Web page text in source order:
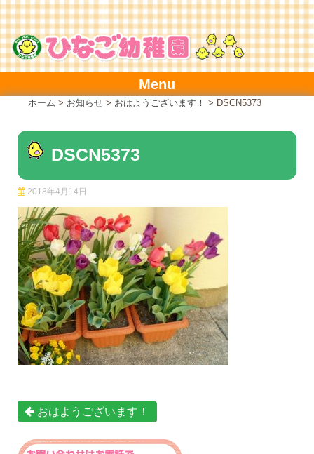
Skip
to
content
Menu
ホーム > お知らせ > おはようございます！ > DSCN5373
DSCN5373
2018年4月14日
おはようございます！